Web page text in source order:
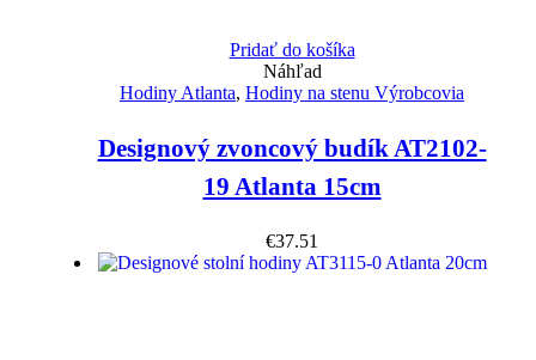
Pridať do košíka
Náhľad
Hodiny Atlanta, Hodiny na stenu Výrobcovia
Designový zvoncový budík AT2102-
19 Atlanta 15cm
€37.51